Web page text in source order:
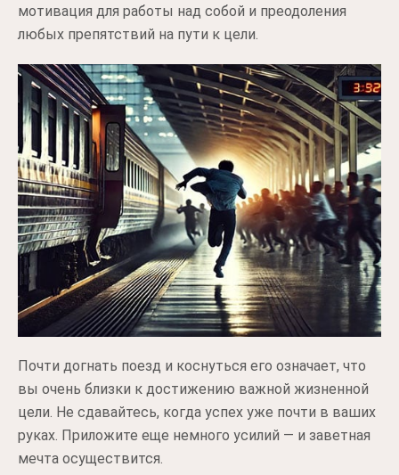
мотивация для работы над собой и преодоления
любых препятствий на пути к цели.
Почти догнать поезд и коснуться его означает, что
вы очень близки к достижению важной жизненной
цели. Не сдавайтесь, когда успех уже почти в ваших
руках. Приложите еще немного усилий — и заветная
мечта осуществится.